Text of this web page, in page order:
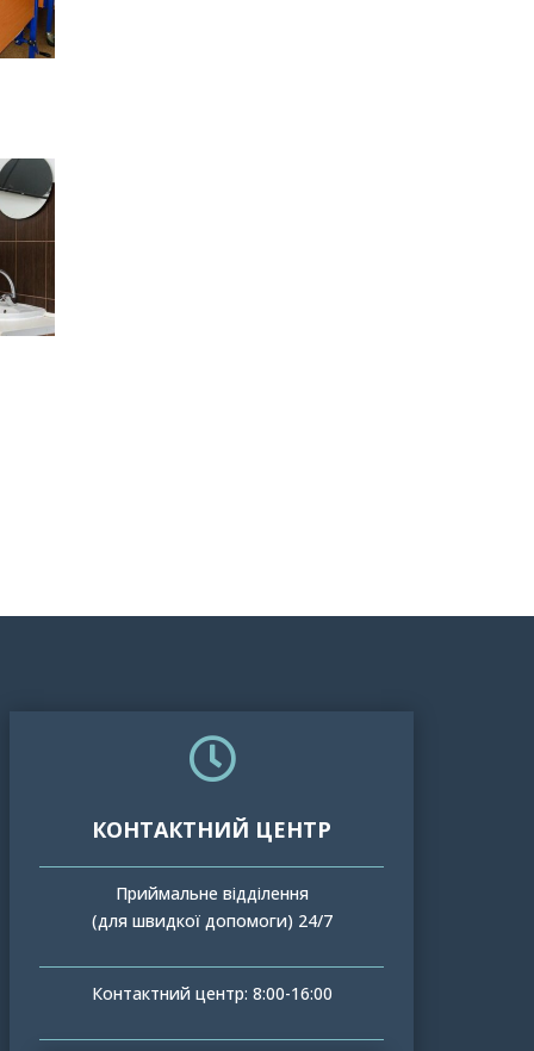

КОНТАКТНИЙ ЦЕНТР
Приймальне відділення
(для швидкої допомоги) 24/7
Контактний центр: 8:00-16:00